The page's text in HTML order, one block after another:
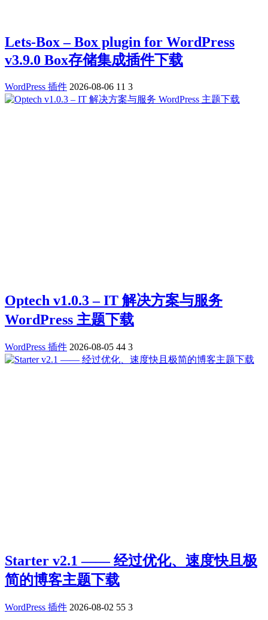
Lets-Box – Box plugin for WordPress
v3.9.0 Box存储集成插件下载
WordPress 插件 2026-08-06 11 3
Optech v1.0.3 – IT 解决方案与服务
WordPress 主题下载
WordPress 插件 2026-08-05 44 3
Starter v2.1 —— 经过优化、速度快且极
简的博客主题下载
WordPress 插件 2026-08-02 55 3